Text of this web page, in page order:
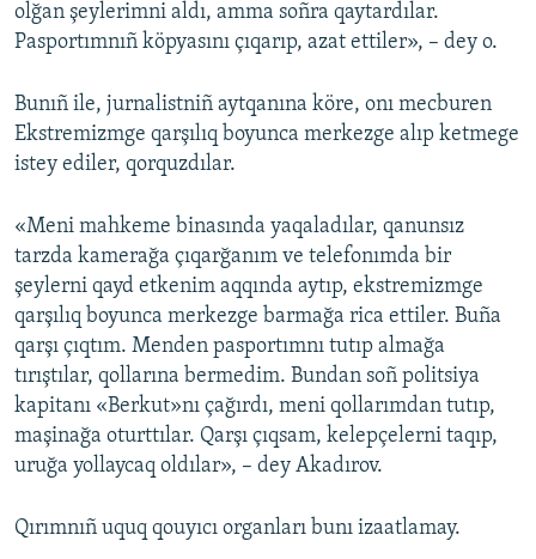
olğan şeylerimni aldı, amma soñra qaytardılar.
Pasportımnıñ köpyasını çıqarıp, azat ettiler», – dey o.
Bunıñ ile, jurnalistniñ aytqanına köre, onı mecburen
Ekstremizmge qarşılıq boyunca merkezge alıp ketmege
istey ediler, qorquzdılar.
«Meni mahkeme binasında yaqaladılar, qanunsız
tarzda kamerağa çıqarğanım ve telefonımda bir
şeylerni qayd etkenim aqqında aytıp, ekstremizmge
qarşılıq boyunca merkezge barmağa rica ettiler. Buña
qarşı çıqtım. Menden pasportımnı tutıp almağa
tırıştılar, qollarına bermedim. Bundan soñ politsiya
kapitanı «Berkut»nı çağırdı, meni qollarımdan tutıp,
maşinağa oturttılar. Qarşı çıqsam, kelepçelerni taqıp,
uruğa yollaycaq oldılar», – dey Akadırov.
Qırımnıñ uquq qouyıcı organları bunı izaatlamay.